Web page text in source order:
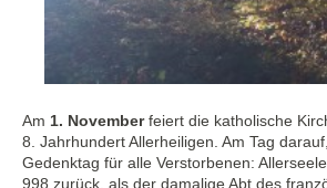
Am 1. Novemberfeiert die katholische
8. Jahrhundert Allerheiligen. Am Tag
Gedenktag für alle Verstorbenen:
998 zurück, als der damalige Abt des